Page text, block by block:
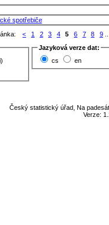
spotřebiče
< 1 2 3 4 5 6 7 8 9
Jazyková verze dat:
cs
en
Český statistický úřad, Na
Verze: